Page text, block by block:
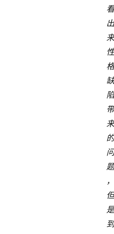
看
出
来
性
格
缺
陷
带
来
的
问
题
，
但
是
到